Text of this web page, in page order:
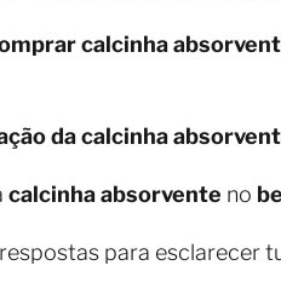
calcinha
da calcinha
calcinha absorvente no
para esclarecer